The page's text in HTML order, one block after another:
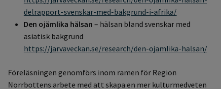
delrapport-svenskar-med-bakgrund-i-afrika/
Den ojämlika hälsan – hälsan bland svenskar med
asiatisk bakgrund
https://jarvaveckan.se/research/den-ojamlika-halsan/
Föreläsningen genomförs inom ramen för Region
Norrbottens arbete med att skapa en mer kulturmedveten